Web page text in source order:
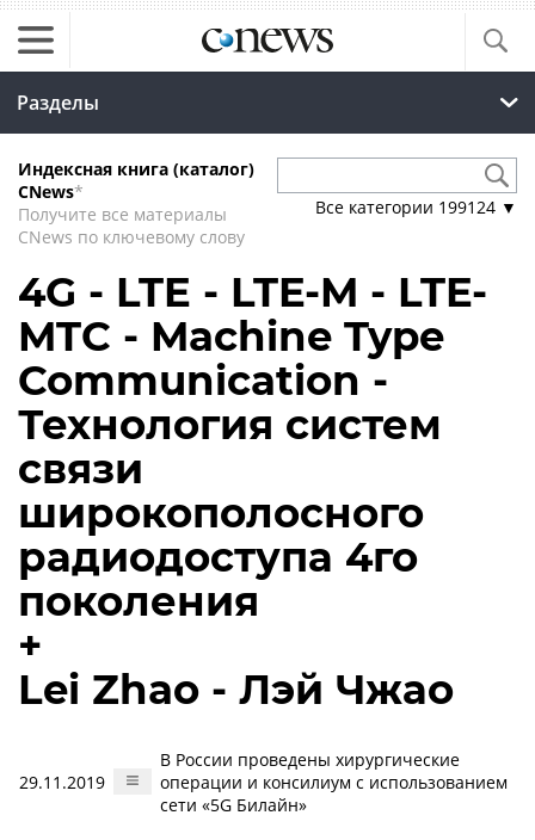
Разделы
Индексная книга (каталог)
CNews*
Получите все материалы
CNews по ключевому слову
Все категории 199124 ▼
4G - LTE - LTE-M - LTE-
MTC - Machine Type
Communication -
Технология систем
связи
широкополосного
радиодоступа 4го
поколения
+
Lei Zhao - Лэй Чжао
29.11.2019
В России проведены хирургические
операции и консилиум с использованием
сети «5G Билайн»